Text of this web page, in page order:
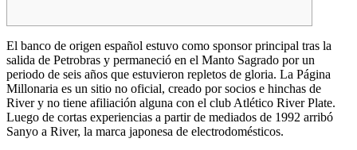
El banco de origen español estuvo como sponsor principal tras la
salida de Petrobras y permaneció en el Manto Sagrado por un
periodo de seis años que estuvieron repletos de gloria. La Página
Millonaria es un sitio no oficial, creado por socios e hinchas de
River y no tiene afiliación alguna con el club Atlético River Plate.
Luego de cortas experiencias a partir de mediados de 1992 arribó
Sanyo a River, la marca japonesa de electrodomésticos.